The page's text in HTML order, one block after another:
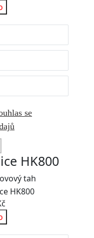
se
HK800
tah